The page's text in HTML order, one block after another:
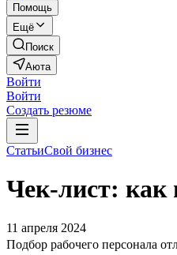
Помощь
Ещё
Поиск
Аюта
Войти
Войти
Создать резюме
СтатьиСвой бизнес
Чек-лист: как
11 апреля 2024
Подбор рабочего персонала